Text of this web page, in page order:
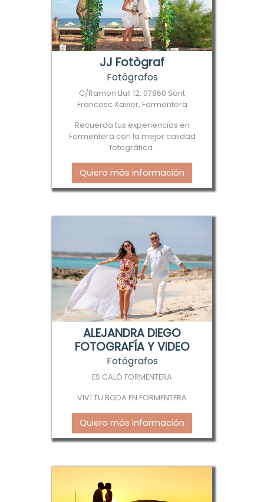
JJ Fotògraf
Fotógrafos
C/Ramon Llull 12, 07860 Sant
Francesc Xavier, Formentera
Recuerda tus experiencias en
Formentera con la mejor calidad
fotográfica.
Quiero más información
ALEJANDRA DIEGO
FOTOGRAFÍA Y VIDEO
Fotógrafos
ES CALÓ FORMENTERA
VIVÍ TU BODA EN FORMENTERA
Quiero más información